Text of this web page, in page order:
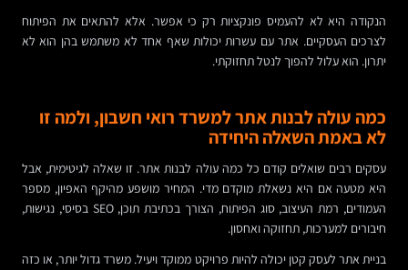
הנקודה היא לא להעמיס פונקציות רק כי אפשר. אלא להתאים את הפיתוח
לצרכים העסקיים. אתר עם עשרות יכולות שאף אחד לא משתמש בהן הוא לא
יתרון. הוא עלול להפוך לנטל תחזוקתי.
כמה עולה לבנות אתר למשרד רואי חשבון, ולמה זו
לא באמת השאלה היחידה
עסקים רבים שואלים קודם כל כמה עולה לבנות אתר. זו שאלה לגיטימית, אבל
היא מטעה אם היא נשאלת מוקדם מדי. המחיר מושפע מהיקף האפיון, מספר
העמודים, רמת העיצוב, סוג הפיתוח, הצורך בכתיבת תוכן, SEO בסיסי, נגישות,
חיבורים למערכות, תחזוקה ואחסון.
בניית אתר לעסק קטן יכולה להיות פרויקט ממוקד ויעיל. משרד גדול יותר, או כזה